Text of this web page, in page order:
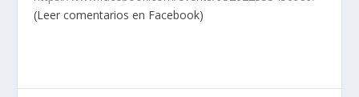
(Leer comentarios en Facebook)